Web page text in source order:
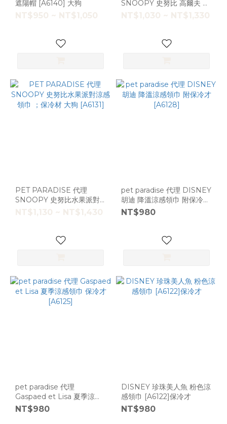
遮陽帽 [A6140] 大狗
NT$950 ~ NT$1,050
SNOOPY 史努比 高爾夫 遮
陽帽 [A6081] 大狗
NT$1,030 ~ NT$1,330
PET PARADISE 代理
SNOOPY 史努比水果派對
涼感領巾 ；保冷材 大狗
[A6131]
NT$1,130 ~ NT$1,430
pet paradise 代理 DISNEY
胡迪 降溫涼感領巾 附保冷才
[A6128]
NT$980
pet paradise 代理
Gaspaed et Lisa 夏季涼感
領巾 保冷才 [A6125]
NT$980
DISNEY 珍珠美人魚 粉色涼
感領巾 [A6122]保冷才
NT$980